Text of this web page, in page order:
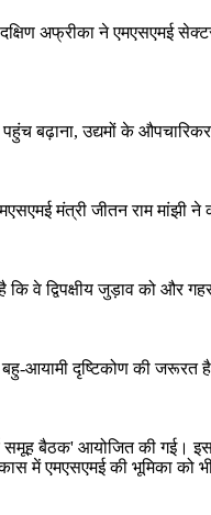
अफ्रीका ने एमएसएमई
बढ़ाना, उद्यमों के
मंत्री जीतन राम मांझी
वे द्विपक्षीय जुड़ाव को
आयामी दृष्टिकोण की
बैठक' आयोजित की गई।
में एमएसएमई की भूमिका को